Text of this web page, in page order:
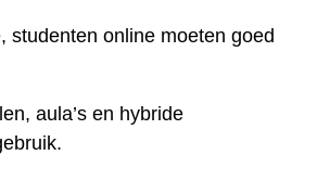
studenten online moeten goed
aula’s en hybride